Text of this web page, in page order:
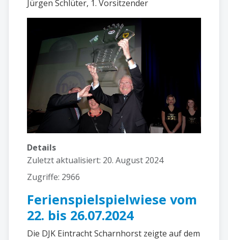
Jürgen Schlüter, 1. Vorsitzender
Details
Zuletzt aktualisiert: 20. August 2024
Zugriffe: 2966
Ferienspielspielwiese vom
22. bis 26.07.2024
Die DJK Eintracht Scharnhorst zeigte auf dem